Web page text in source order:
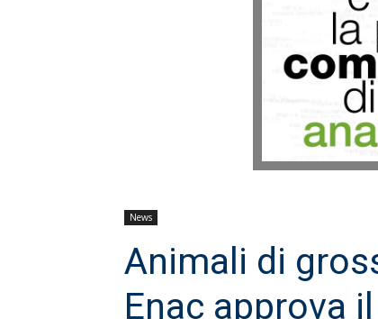
News
Animali di
Enac approva